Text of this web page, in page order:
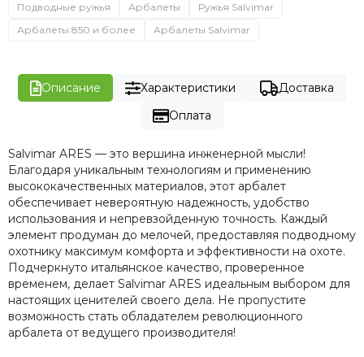
Подводные ружья Арбалеты
Ружья Salvimar
Арбалеты 850 и более
Арбалеты Salvimar
Описание Характеристики
Доставка
Оплата
Salvimar ARES — это вершина инженерной мысли!
Благодаря уникальным технологиям и применению
высококачественных материалов, этот арбалет
обеспечивает невероятную надежность, удобство
использования и непревзойденную точность. Каждый
элемент продуман до мелочей, предоставляя подводному
охотнику максимум комфорта и эффективности на охоте.
Подчеркнуто итальянское качество, проверенное
временем, делает Salvimar ARES идеальным выбором для
настоящих ценителей своего дела. Не пропустите
возможность стать обладателем революционного
арбалета от ведущего производителя!